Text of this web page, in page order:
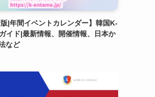
版|年間イベントカレンダー】韓国K-
イド|最新情報、開催情報、日本か
など